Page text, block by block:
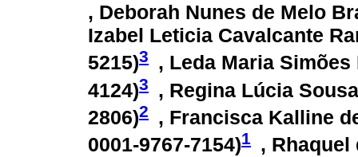
, Deborah Nunes de Melo
Izabel Leticia Cavalcante
5215)3
, Leda Maria Simões
4124)3
, Regina Lúcia
2806)2
, Francisca Kalline
0001-9767-7154)1 ,